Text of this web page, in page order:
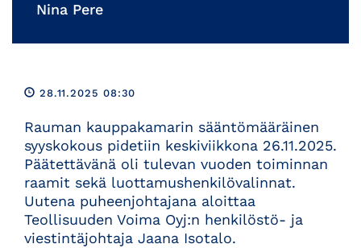
Nina Pere
28.11.2025 08:30
Rauman kauppakamarin sääntömääräinen
syyskokous pidetiin keskiviikkona 26.11.2025.
Päätettävänä oli tulevan vuoden toiminnan
raamit sekä luottamushenkilövalinnat.
Uutena puheenjohtajana aloittaa
Teollisuuden Voima Oyj:n henkilöstö- ja
viestintäjohtaja Jaana Isotalo.